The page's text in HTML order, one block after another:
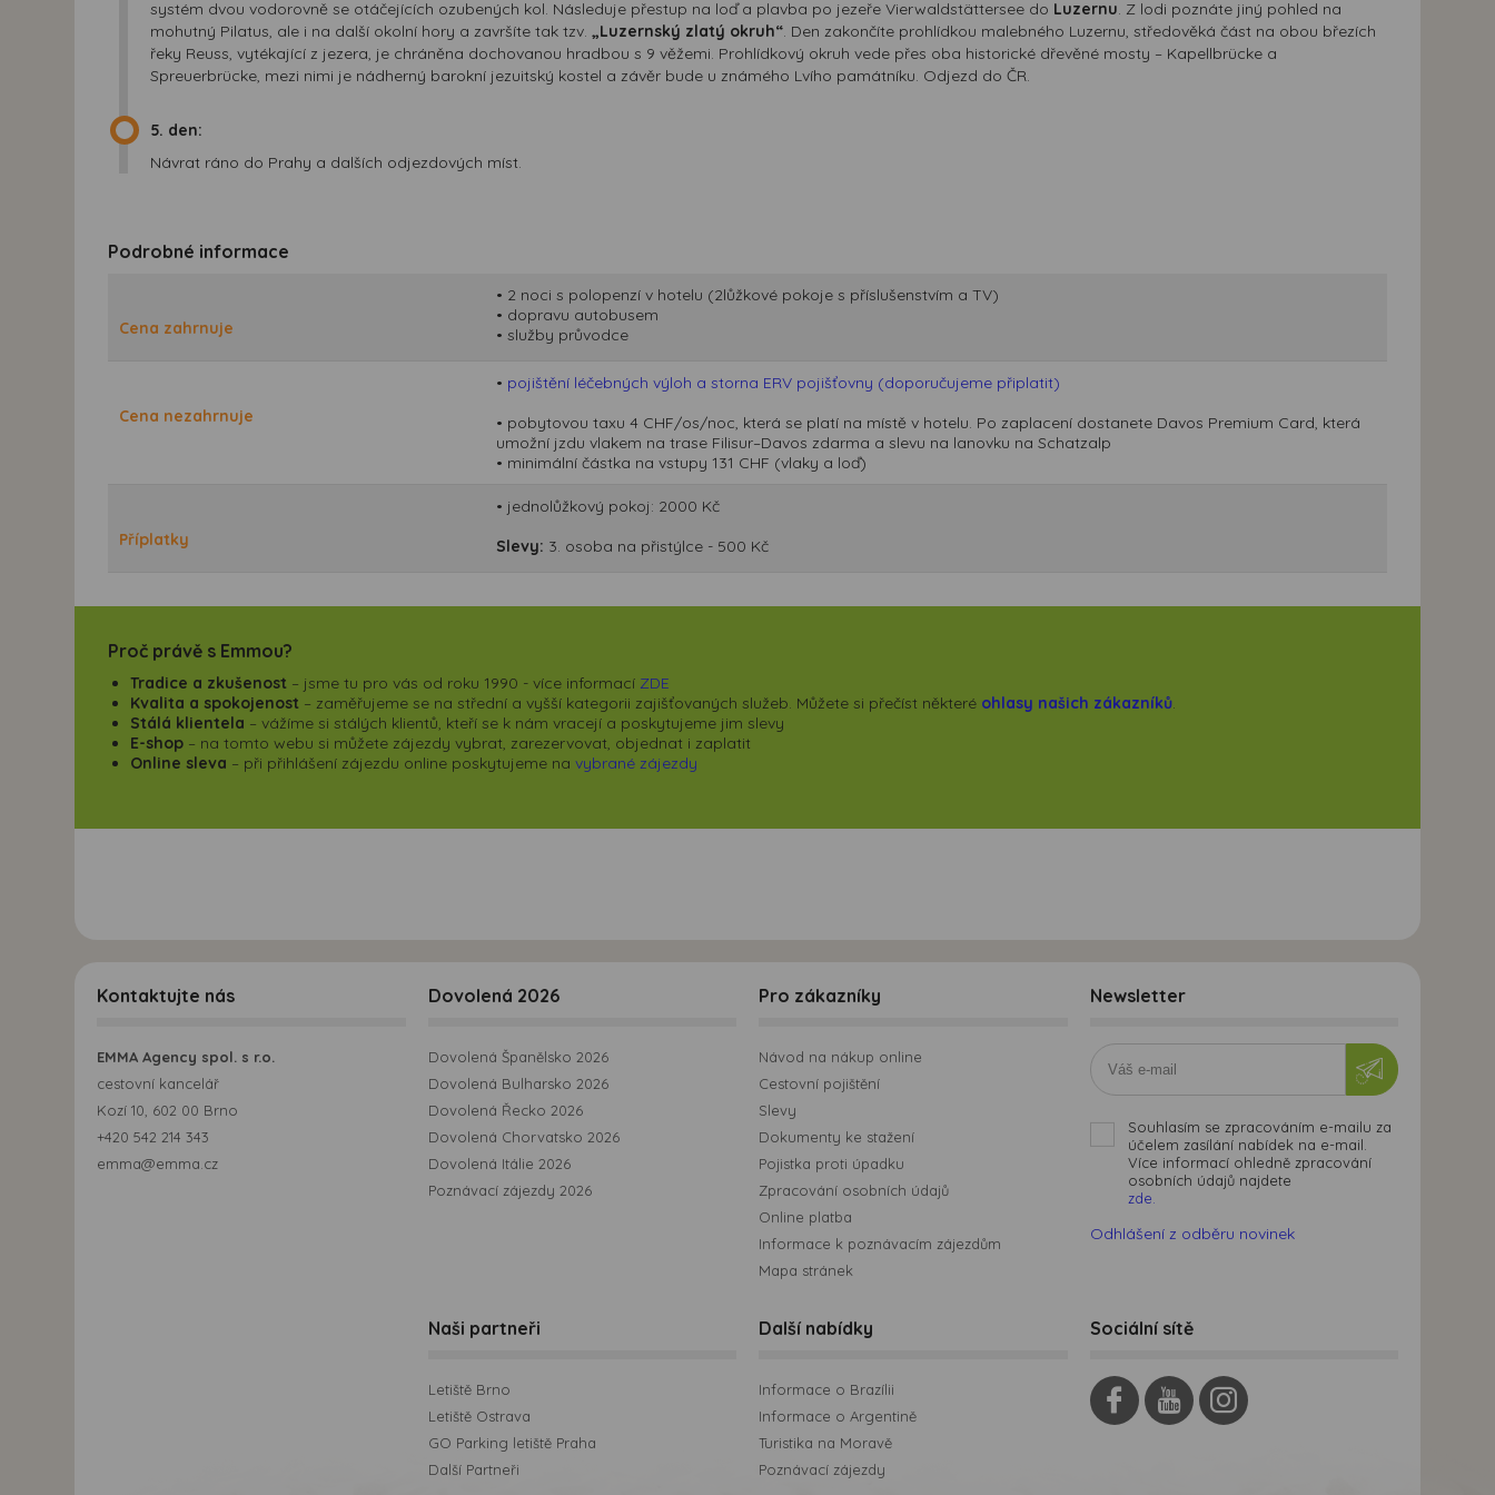
systém dvou vodorovně se otáčejících ozubených kol. Následuje přestup na loď a plavba po jezeře Vierwaldstättersee do Luzernu. Z lodi poznáte jiný pohled na
mohutný Pilatus, ale i na další okolní hory a završíte tak tzv. „Luzernský zlatý okruh“. Den zakončíte prohlídkou malebného Luzernu, středověká část na obou březích
řeky Reuss, vytékající z jezera, je chráněna dochovanou hradbou s 9 věžemi. Prohlídkový okruh vede přes oba historické dřevěné mosty – Kapellbrücke a
Spreuerbrücke, mezi nimi je nádherný barokní jezuitský kostel a závěr bude u známého Lvího památníku. Odjezd do ČR.
5. den:
Návrat ráno do Prahy a dalších odjezdových míst.
Podrobné informace
Cena zahrnuje
• 2 noci s polopenzí v hotelu (2lůžkové pokoje s příslušenstvím a TV)
• dopravu autobusem
• služby průvodce
Cena nezahrnuje
• pojištění léčebných výloh a storna ERV pojišťovny (doporučujeme připlatit)
• pobytovou taxu 4 CHF/os/noc, která se platí na místě v hotelu. Po zaplacení dostanete Davos Premium Card, která
umožní jzdu vlakem na trase Filisur–Davos zdarma a slevu na lanovku na Schatzalp
• minimální částka na vstupy 131 CHF (vlaky a loď)
Příplatky
• jednolůžkový pokoj: 2000 Kč
Slevy: 3. osoba na přistýlce - 500 Kč
Proč právě s Emmou?
Tradice a zkušenost – jsme tu pro vás od roku 1990 - více informací ZDE
Kvalita a spokojenost – zaměřujeme se na střední a vyšší kategorii zajišťovaných služeb. Můžete si přečíst některé ohlasy našich zákazníků.
Stálá klientela – vážíme si stálých klientů, kteří se k nám vracejí a poskytujeme jim slevy
E-shop – na tomto webu si můžete zájezdy vybrat, zarezervovat, objednat i zaplatit
Online sleva – při přihlášení zájezdu online poskytujeme na vybrané zájezdy
Kontaktujte nás
EMMA Agency spol. s r.o.
cestovní kancelář
Kozí 10, 602 00 Brno
+420 542 214 343
emma@emma.cz
Dovolená 2026
Dovolená Španělsko 2026
Dovolená Bulharsko 2026
Dovolená Řecko 2026
Dovolená Chorvatsko 2026
Dovolená Itálie 2026
Poznávací zájezdy 2026
Pro zákazníky
Návod na nákup online
Cestovní pojištění
Slevy
Dokumenty ke stažení
Pojistka proti úpadku
Zpracování osobních údajů
Online platba
Informace k poznávacím zájezdům
Mapa stránek
Newsletter
Souhlasím se zpracováním e-mailu za
účelem zasílání nabídek na e-mail.
Více informací ohledně zpracování
osobních údajů najdete
zde.
Odhlášení z odběru novinek
Naši partneři
Letiště Brno
Letiště Ostrava
GO Parking letiště Praha
Další Partneři
Další nabídky
Informace o Brazílii
Informace o Argentině
Turistika na Moravě
Poznávací zájezdy
Sociální sítě